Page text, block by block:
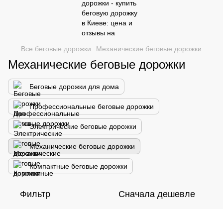
Все беговые дорожки Механические беговые дорожки
Механические беговые дорожки
Беговые дорожки для дома
Профессиональные беговые дорожки
Электрические беговые дорожки
Механические беговые дорожки
Компактные беговые дорожки
Фильтр Сначала дешевле